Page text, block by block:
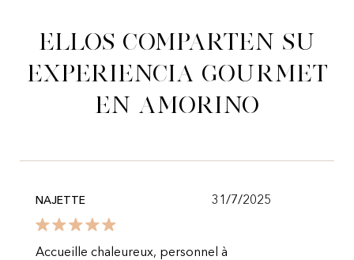
Ellos comparten su
experiencia gourmet
en Amorino
NAJETTE 31/7/2025
Accueille chaleureux, personnel à